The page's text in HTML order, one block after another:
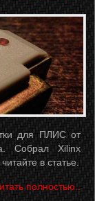
для ПЛИС от
Собрал Xilinx
в статье.
полностью..